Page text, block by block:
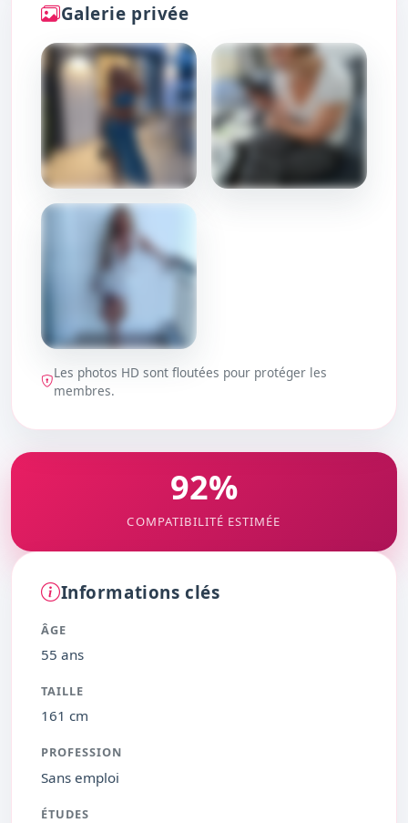
Galerie privée
DÉBLOQUER
DÉBLOQUER
Les photos HD sont floutées pour protéger les
membres.
92%
COMPATIBILITÉ ESTIMÉE
Informations clés
ÂGE
55 ans
TAILLE
161 cm
PROFESSION
Sans emploi
ÉTUDES